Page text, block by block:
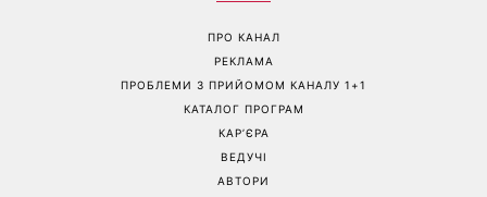
ПРО КАНАЛ
РЕКЛАМА
ПРОБЛЕМИ З ПРИЙОМОМ КАНАЛУ 1+1
КАТАЛОГ ПРОГРАМ
КАР’ЄРА
ВЕДУЧІ
АВТОРИ